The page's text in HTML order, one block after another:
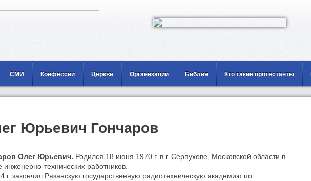
СМИ Конфессии Церкви Организации Библия Кто такие протестанты
Юрьевич Гончаров
Олег Юрьевич. Родился 18 июня 1970 г. в г. Серпухове, Московской области в
инженерно-технических работников.
г. закончил Рязанскую государственную радиотехническую академию по